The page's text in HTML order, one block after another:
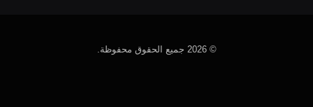
© 2026 جميع الحقوق محفوظة.